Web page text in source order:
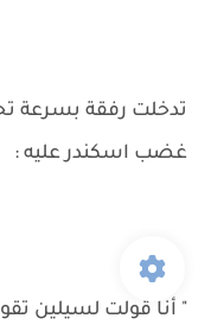
تدخلت رفقة بسرعة
غضب اسكندر عليه :
" أنا قولت لسيلين